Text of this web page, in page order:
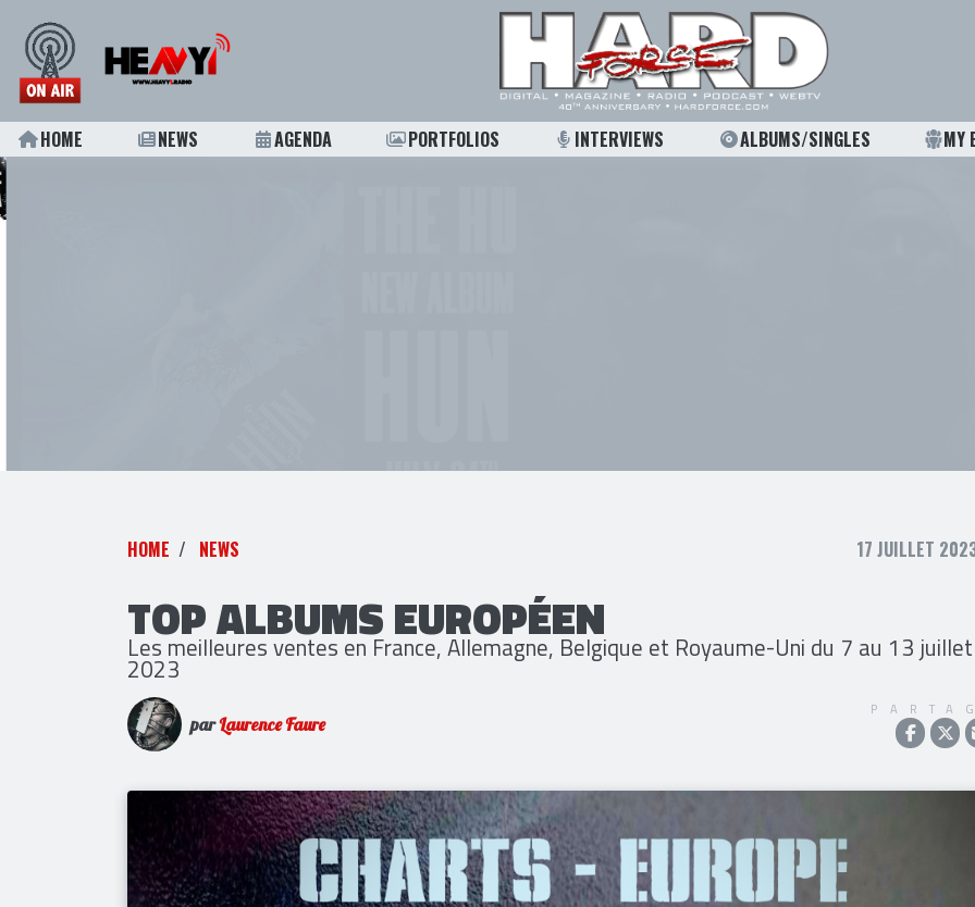
HOME NEWS AGENDA PORTFOLIOS INTERVIEWS ALBUMS/SINGLES MY
HOME NEWS
TOP ALBUMS EUROPÉEN
Les meilleures ventes en France, Allemagne, Belgique et Royaume-Uni du 7 au 13 juillet
2023